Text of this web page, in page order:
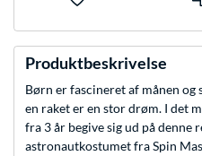
Produktbeskrivelse
Børn er fascineret af månen
en raket er en stor drøm. I det
fra 3 år begive sig ud på denne
astronautkostumet fra Spin